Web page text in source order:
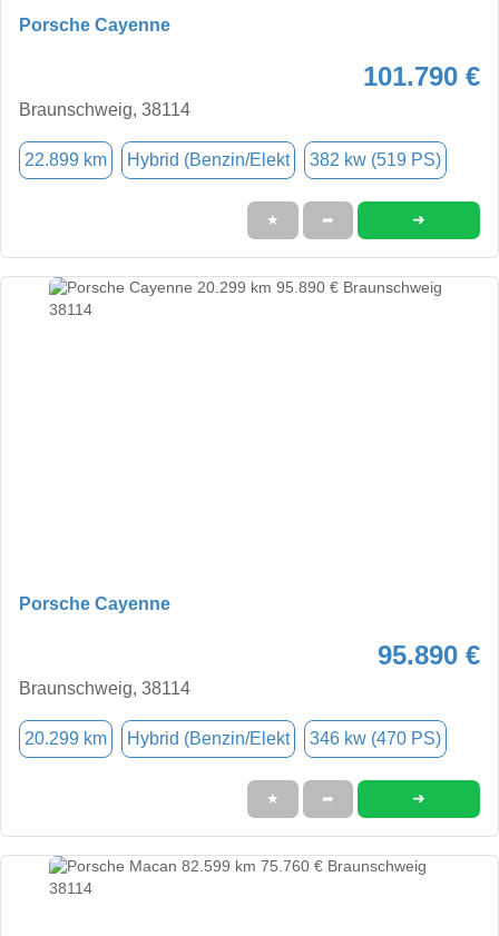
Porsche Cayenne
101.790 €
Braunschweig, 38114
22.899 km Hybrid (Benzin/Elekt 382 kw (519 PS)
★ ➦ ➜
Porsche Cayenne
95.890 €
Braunschweig, 38114
20.299 km Hybrid (Benzin/Elekt 346 kw (470 PS)
★ ➦ ➜